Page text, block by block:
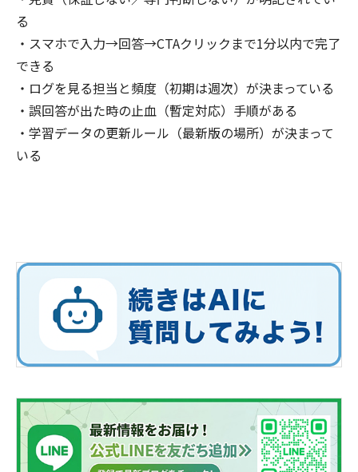
る
・スマホで入力→回答→CTAクリックまで1分以内で完了
できる
・ログを見る担当と頻度（初期は週次）が決まっている
・誤回答が出た時の止血（暫定対応）手順がある
・学習データの更新ルール（最新版の場所）が決まって
いる